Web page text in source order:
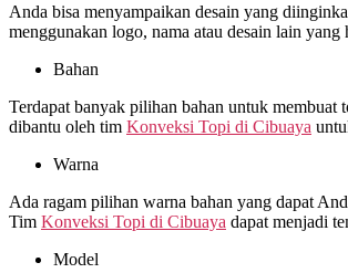
Anda bisa menyampaikan desain yang
menggunakan logo, nama atau desain lain
Bahan
Terdapat banyak pilihan bahan untuk
dibantu oleh tim Konveksi Topi di Cibuaya
Warna
Ada ragam pilihan warna bahan yang dapat
Tim Konveksi Topi di Cibuaya dapat menjadi
Model